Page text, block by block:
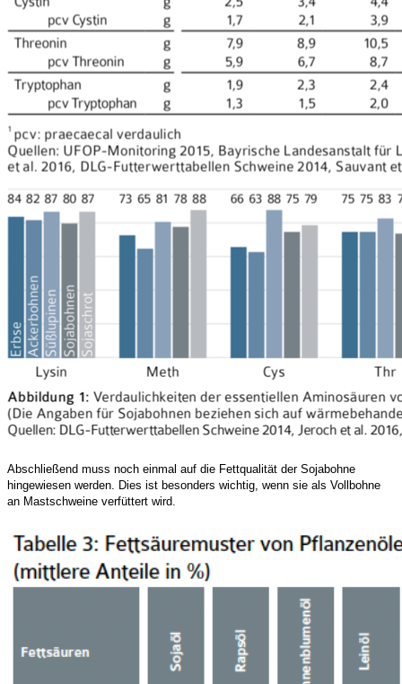
Abschließend muss noch einmal auf die Fettqualität der Sojabohne
hingewiesen werden. Dies ist besonders wichtig, wenn sie als Vollbohne
an Mastschweine verfüttert wird.